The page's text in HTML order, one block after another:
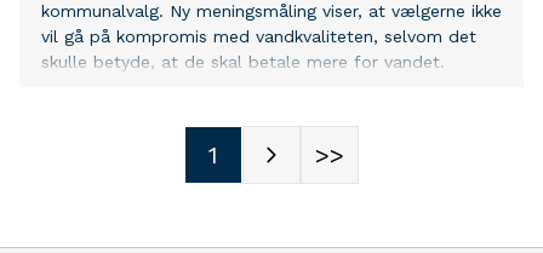
kommunalvalg. Ny meningsmåling viser, at vælgerne ikke
vil gå på kompromis med vandkvaliteten, selvom det
skulle betyde, at de skal betale mere for vandet.
1 >>